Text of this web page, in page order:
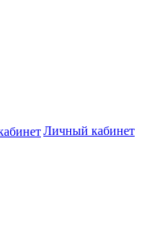
Личный кабинет